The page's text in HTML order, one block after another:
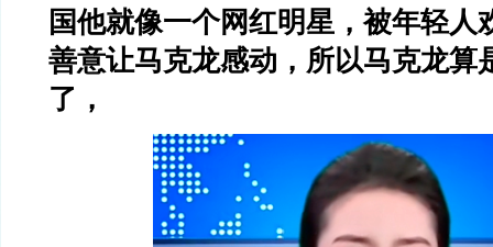
国他就像一个网红明星，被年轻人
善意让马克龙感动，所以马克龙算
了，